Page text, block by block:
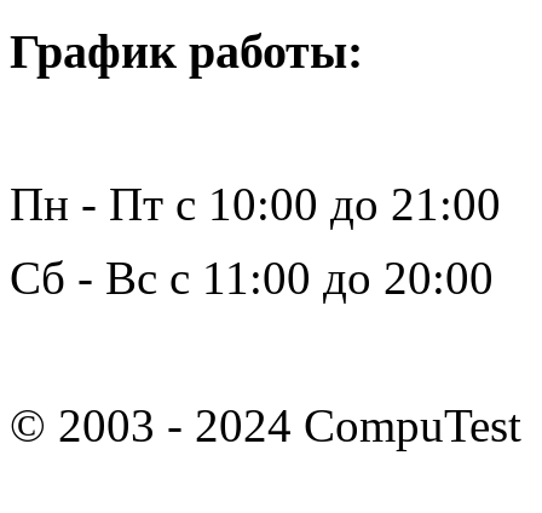
График работы:
Пн - Пт с 10:00 до 21:00
Сб - Вс с 11:00 до 20:00
© 2003 - 2024 CompuTest